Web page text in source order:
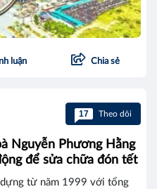
luận Chia sẻ
17 Theo dõi
Nguyễn Phương Hằng
để sửa chữa đón tết
từ năm 1999 với tổng